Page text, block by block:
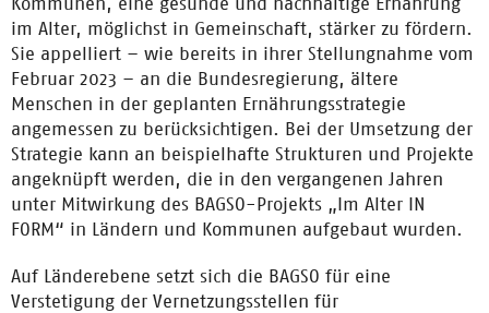
im Alter, möglichst in Gemeinschaft, stärker zu fördern.
Sie appelliert – wie bereits in ihrer Stellungnahme vom
Februar 2023 – an die Bundesregierung, ältere
Menschen in der geplanten Ernährungsstrategie
angemessen zu berücksichtigen. Bei der Umsetzung der
Strategie kann an beispielhafte Strukturen und Projekte
angeknüpft werden, die in den vergangenen Jahren
unter Mitwirkung des BAGSO-Projekts „Im Alter IN
FORM“ in Ländern und Kommunen aufgebaut wurden.
Auf Länderebene setzt sich die BAGSO für eine
Verstetigung der Vernetzungsstellen für